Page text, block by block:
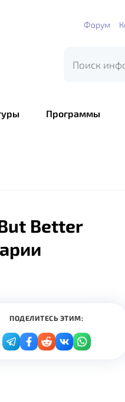
Форум
Программы
Better
ПОДЕЛИТЕСЬ ЭТИМ: